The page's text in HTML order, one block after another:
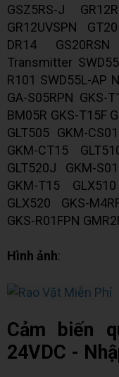
GSZ5RS-J
GR12UVSPN
DR14
Transmitter
R101 SWD55L-AP
GA-S05RPN GKS-
BM05R GKS-T15F
GLT505 GKM-
GKM-CT15
GLT520J GKM-
GKM-T15
GLX520 GKS-
GKS-R01FPN
Hình ảnh:
Cảm biến
24VDC -